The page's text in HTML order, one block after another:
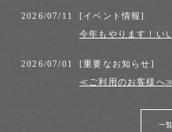
2026/07/11 [ イベント情報]
今年もやります！い
2026/07/01 [重要なお知らせ]
≪ご利用のお客様へ
一